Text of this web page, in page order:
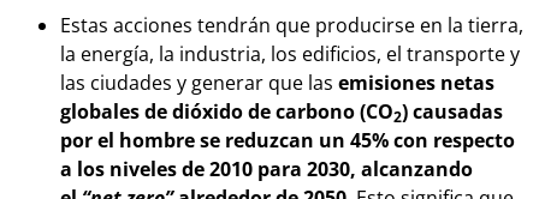
Estas acciones tendrán que producirse en la tierra,
la energía, la industria, los edificios, el transporte y
las ciudades y generar que las emisiones netas
globales de dióxido de carbono (CO2) causadas
por el hombre se reduzcan un 45% con respecto
a los niveles de 2010 para 2030, alcanzando